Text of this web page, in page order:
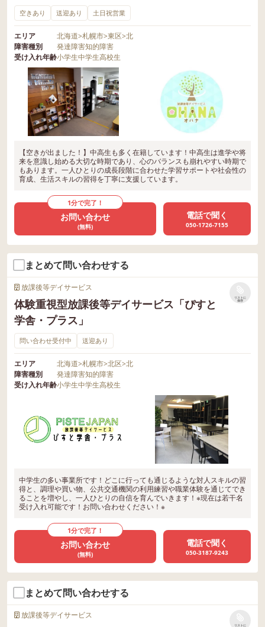
空きあり 送迎あり 土日祝営業
エリア 北海道>札幌市>東区>北
障害種別
発達障害知的障害
受け入れ年齢小学生中学生高校生
【空きが出ました！】中高生も多く在籍しています！中高生は進学や将
来を意識し始める大切な時期であり、心のバランスも崩れやすい時期で
もあります。一人ひとりの成長段階に合わせた学習サポートや社会性の
育成、生活スキルの習得を丁寧に支援しています。
1分で完了！
お問い合わせ
(無料)
電話で聞く
050-1726-7155
まとめて問い合わせする
放課後等デイサービス
体験重視型放課後等デイサービス「ぴすと
学舎・プラス」
リストに
保存
問い合わせ受付中 送迎あり
エリア 北海道>札幌市>北区>北
障害種別
発達障害知的障害
受け入れ年齢小学生中学生高校生
中学生の多い事業所です！どこに行っても通じるような対人スキルの習
得と、調理や買い物、公共交通機関の利用練習や職業体験を通じてでき
ることを増やし、一人ひとりの自信を育んでいきます！※現在は若干名
受け入れ可能です！お問い合わせください！※
1分で完了！
お問い合わせ
(無料)
電話で聞く
050-3187-9243
まとめて問い合わせする
放課後等デイサービス
リストに